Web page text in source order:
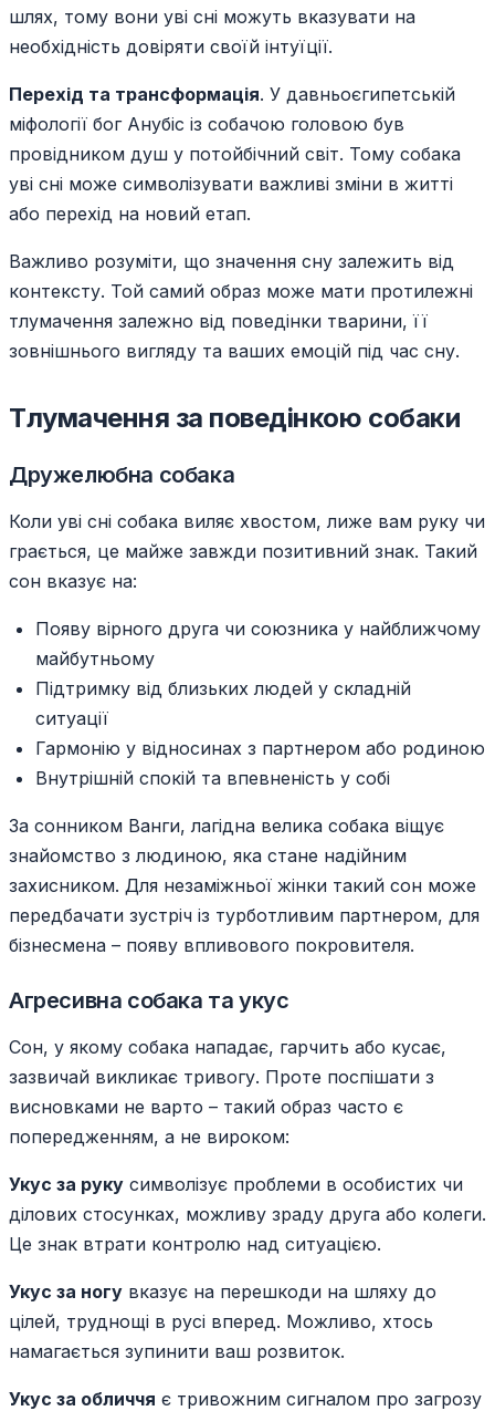
шлях, тому вони уві сні можуть вказувати на
необхідність довіряти своїй інтуїції.
Перехід та трансформація. У давньоєгипетській
міфології бог Анубіс із собачою головою був
провідником душ у потойбічний світ. Тому собака
уві сні може символізувати важливі зміни в житті
або перехід на новий етап.
Важливо розуміти, що значення сну залежить від
контексту. Той самий образ може мати протилежні
тлумачення залежно від поведінки тварини, її
зовнішнього вигляду та ваших емоцій під час сну.
Тлумачення за поведінкою собаки
Дружелюбна собака
Коли уві сні собака виляє хвостом, лиже вам руку чи
грається, це майже завжди позитивний знак. Такий
сон вказує на:
Появу вірного друга чи союзника у найближчому
майбутньому
Підтримку від близьких людей у складній
ситуації
Гармонію у відносинах з партнером або родиною
Внутрішній спокій та впевненість у собі
За сонником Ванги, лагідна велика собака віщує
знайомство з людиною, яка стане надійним
захисником. Для незаміжньої жінки такий сон може
передбачати зустріч із турботливим партнером, для
бізнесмена – появу впливового покровителя.
Агресивна собака та укус
Сон, у якому собака нападає, гарчить або кусає,
зазвичай викликає тривогу. Проте поспішати з
висновками не варто – такий образ часто є
попередженням, а не вироком:
Укус за руку символізує проблеми в особистих чи
ділових стосунках, можливу зраду друга або колеги.
Це знак втрати контролю над ситуацією.
Укус за ногу вказує на перешкоди на шляху до
цілей, труднощі в русі вперед. Можливо, хтось
намагається зупинити ваш розвиток.
Укус за обличчя є тривожним сигналом про загрозу